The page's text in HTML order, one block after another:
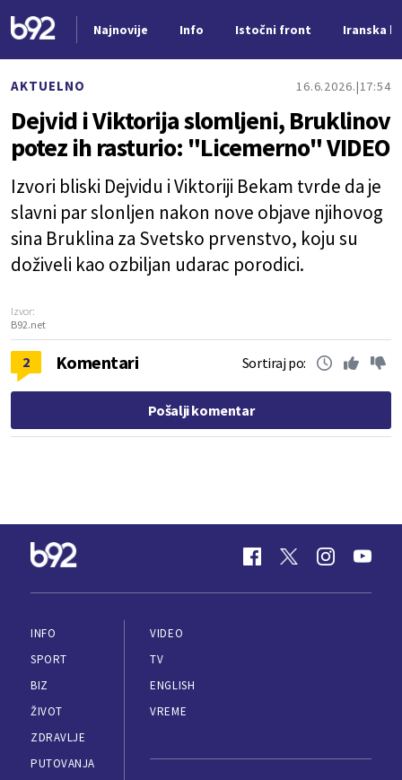
Najnovije Info Istočni front Iranska
AKTUELNO 16.6.2026. 17:54
Dejvid i Viktorija slomljeni, Bruklinov
potez ih rasturio: "Licemerno" VIDEO
Izvori bliski Dejvidu i Viktoriji Bekam tvrde da je
slavni par slonljen nakon nove objave njihovog
sina Bruklina za Svetsko prvenstvo, koju su
doživeli kao ozbiljan udarac porodici.
Izvor:
B92.net
2 Komentari Sortiraj po:
Pošalji komentar
INFO
SPORT
BIZ
ŽIVOT
ZDRAVLJE
PUTOVANJA
VIDEO
TV
ENGLISH
VREME